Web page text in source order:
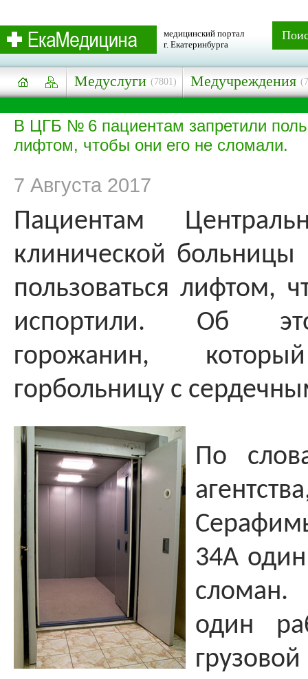
медицинский портал
г. Екатеринбурга
Медуслуги (7801) Медучреждения
В ЦГБ № 6 пациентам запретили
лифтом, чтобы они его не сломали.
7 Августа 2017
Пациентам
клинической
пользоваться лифтом,
испортили. Об
горожанин,
горбольницу с
По
34А
один